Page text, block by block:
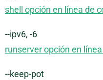
shell opción en línea de
--ipv6, -6
runserver opción en
--keep-pot